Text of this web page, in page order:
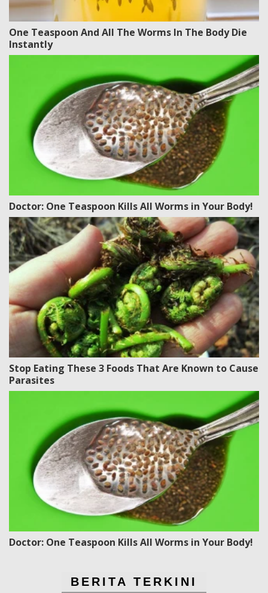
One Teaspoon And All The Worms In The Body Die
Instantly
Doctor: One Teaspoon Kills All Worms in Your Body!
Stop Eating These 3 Foods That Are Known to Cause
Parasites
Doctor: One Teaspoon Kills All Worms in Your Body!
BERITA TERKINI